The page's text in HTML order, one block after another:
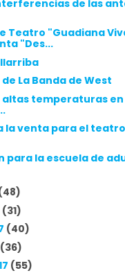
de las
Teatro "Guadiana
"Des...
La Banda de West
temperaturas en
la venta para el
para la escuela de
(31)
(40)
(36)
(55)